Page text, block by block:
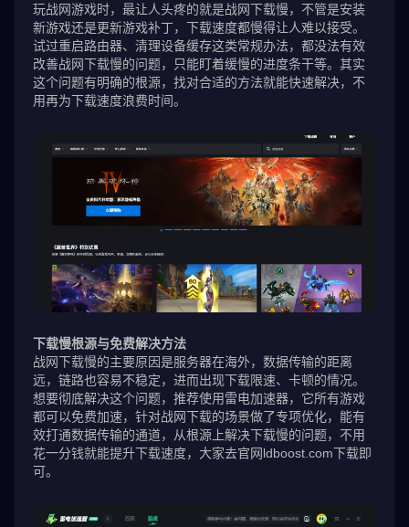
玩战网游戏时，最让人头疼的就是战网下载慢，不管是安装
新游戏还是更新游戏补丁，下载速度都慢得让人难以接受。
试过重启路由器、清理设备缓存这类常规办法，都没法有效
改善战网下载慢的问题，只能盯着缓慢的进度条干等。其实
这个问题有明确的根源，找对合适的方法就能快速解决，不
用再为下载速度浪费时间。
下载慢根源与免费解决方法
战网下载慢的主要原因是服务器在海外，数据传输的距离
远，链路也容易不稳定，进而出现下载限速、卡顿的情况。
想要彻底解决这个问题，推荐使用雷电加速器，它所有游戏
都可以免费加速，针对战网下载的场景做了专项优化，能有
效打通数据传输的通道，从根源上解决下载慢的问题，不用
花一分钱就能提升下载速度，大家去官网ldboost.com下载即
可。